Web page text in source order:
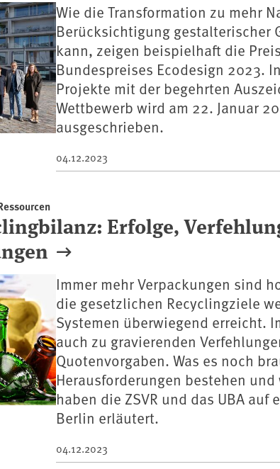
Wie die Transformation zu mehr
Berücksichtigung gestalterischer
kann, zeigen beispielhaft die
Bundespreises Ecodesign 2023.
Projekte mit der begehrten
Wettbewerb wird am 22. Januar
ausgeschrieben.
04.12.2023
Erfolge,
Immer mehr Verpackungen sind
die gesetzlichen Recyclingziele
Systemen überwiegend erreicht.
auch zu gravierenden
Quotenvorgaben. Was es noch
Herausforderungen bestehen
haben die ZSVR und das UBA auf
Berlin erläutert.
04.12.2023